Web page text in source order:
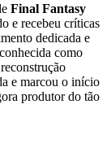
Final Fantasy
e recebeu críticas
dedicada e
como
e marcou o início
produtor do tão